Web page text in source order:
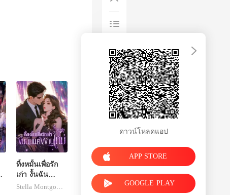
ทิ้งหมั้นเพื่อรัก
เก่า งั้นฉัน
แต่งงานใหม่
ดาวน์โหลดแอป
APP STORE
GOOGLE PLAY